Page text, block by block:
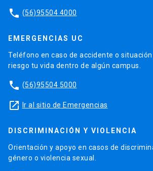
phone (56)95504 4000
EMERGENCIAS UC
Teléfono en caso de accidente o
riesgo tu vida dentro de algún campus.
phone (56)95504 5000
launch Ir al sitio de Emergencias
DISCRIMINACIÓN Y VIOLENCIA
Orientación y apoyo en casos de
género o violencia sexual.